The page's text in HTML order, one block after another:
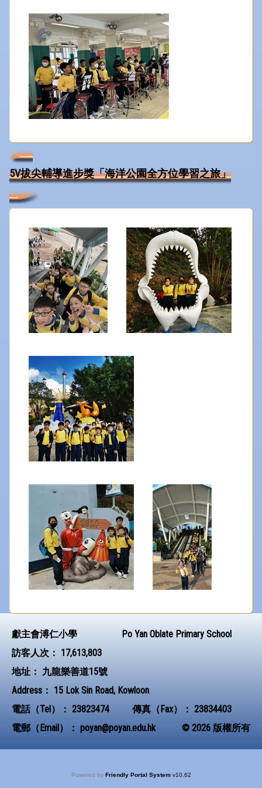
5V拔尖輔導進步獎「海洋公園全方位學習之旅」
獻主會溥仁小學
Po Yan Oblate Primary School
訪客人次： 17,613,803
地址： 九龍樂善道15號
Address： 15 Lok Sin Road, Kowloon
電話（Tel）： 23823474 傳真（Fax）： 23834403
電郵（Email）： poyan@poyan.edu.hk © 2026 版權所有
Powered by Friendly Portal System v10.62